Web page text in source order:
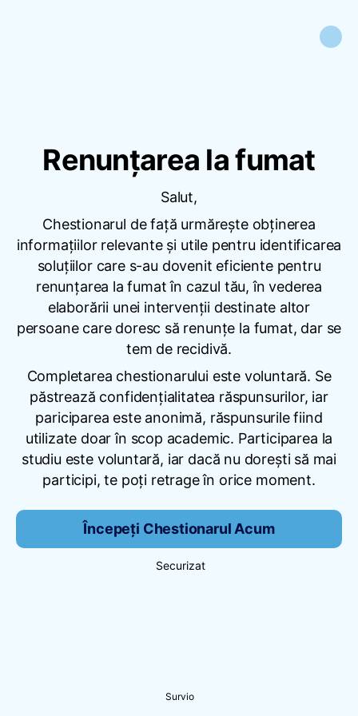
Renunțarea la fumat
Salut,
Chestionarul de față urmărește obținerea
informațiilor relevante și utile pentru identificarea
soluțiilor care s-au dovenit eficiente pentru
renunțarea la fumat în cazul tău, în vederea
elaborării unei intervenții destinate altor
persoane care doresc să renunțe la fumat, dar se
tem de recidivă.
Completarea chestionarului este voluntară. Se
păstrează confidențialitatea răspunsurilor, iar
pariciparea este anonimă, răspunsurile fiind
utilizate doar în scop academic. Participarea la
studiu este voluntară, iar dacă nu dorești să mai
participi, te poţi retrage în orice moment.
Începeți Chestionarul Acum
Securizat
Survio